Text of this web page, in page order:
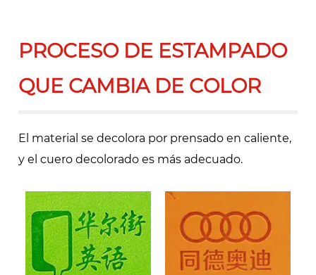
PROCESO DE ESTAMPADO
QUE CAMBIA DE COLOR
El material se decolora por prensado en caliente,
y el cuero decolorado es más adecuado.